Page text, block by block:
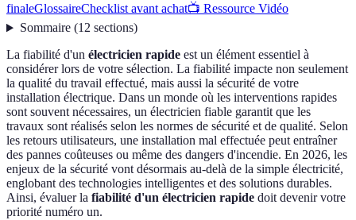
finaleGlossaireChecklist avant achat📺 Ressource Vidéo
Sommaire(12 sections)
La fiabilité d'un électricien rapide est un élément essentiel à
considérer lors de votre sélection. La fiabilité impacte non seulement
la qualité du travail effectué, mais aussi la sécurité de votre
installation électrique. Dans un monde où les interventions rapides
sont souvent nécessaires, un électricien fiable garantit que les
travaux sont réalisés selon les normes de sécurité et de qualité. Selon
les retours utilisateurs, une installation mal effectuée peut entraîner
des pannes coûteuses ou même des dangers d'incendie. En 2026, les
enjeux de la sécurité vont désormais au-delà de la simple électricité,
englobant des technologies intelligentes et des solutions durables.
Ainsi, évaluer la fiabilité d'un électricien rapide doit devenir votre
priorité numéro un.